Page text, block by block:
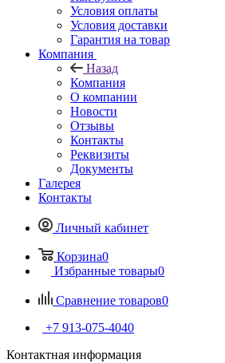
Условия оплаты
Условия доставки
Гарантия на товар
Компания
Назад
Компания
О компании
Новости
Отзывы
Контакты
Реквизиты
Документы
Галерея
Контакты
Личный кабинет
Корзина0
Избранные товары0
Сравнение товаров0
+7 913-075-4040
Контактная информация